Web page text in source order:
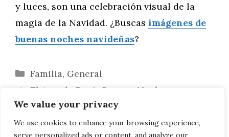
We value your privacy
We use cookies to enhance your browsing experience,
serve personalized ads or content, and analyze our
y luces, son una celebración visual de la
magia de la Navidad. ¿Buscas imágenes de
buenas noches navideñas?
Categorías
Familia, General
El Arte de Decir Buenas Noches en
Navidad: Frases y Tradiciones
Silencio Sagrado: Mensajes de Buenas